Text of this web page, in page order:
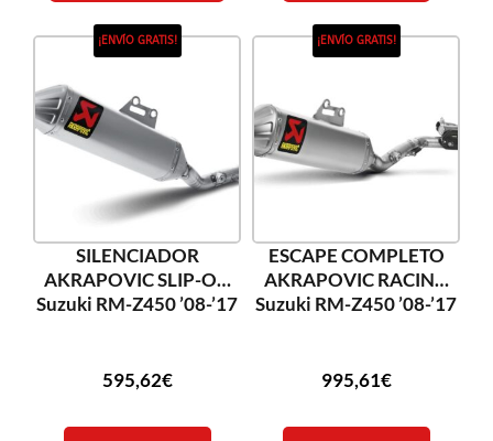
¡ENVÍO GRATIS!
SILENCIADOR
AKRAPOVIC SLIP-ON
Suzuki RM-Z450 ’08-’17
595,62€
¡ENVÍO GRATIS!
ESCAPE COMPLETO
AKRAPOVIC RACING
Suzuki RM-Z450 ’08-’17
995,61€